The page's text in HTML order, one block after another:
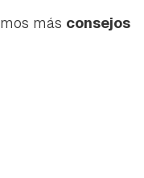
más consejos